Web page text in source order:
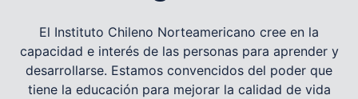
El Instituto Chileno Norteamericano cree en la
capacidad e interés de las personas para aprender y
desarrollarse. Estamos convencidos del poder que
tiene la educación para mejorar la calidad de vida